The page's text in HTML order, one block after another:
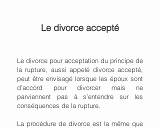
Le divorce accepté
Le divorce pour acceptation du principe de
la rupture, aussi appelé divorce accepté,
peut être envisagé lorsque les époux sont
d’accord pour divorcer mais ne
parviennent pas à s’entendre sur les
conséquences de la rupture.
La procédure de divorce est la même que